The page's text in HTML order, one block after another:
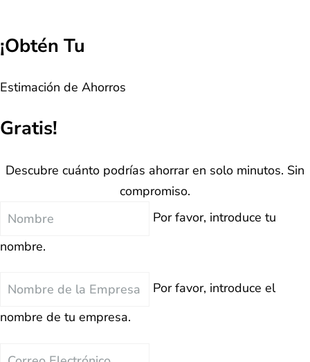
¡Obtén Tu
Estimación de Ahorros
Gratis!
Descubre cuánto podrías ahorrar en solo minutos. Sin
compromiso.
Nombre
Por favor, introduce tu
nombre.
Nombre
la
Por favor, introduce el
nombre de tu empresa.
Correo